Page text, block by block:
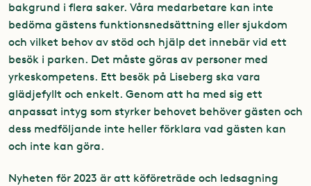
bakgrund i flera saker. Våra medarbetare kan inte
bedöma gästens funktionsnedsättning eller sjukdom
och vilket behov av stöd och hjälp det innebär vid ett
besök i parken. Det måste göras av personer med
yrkeskompetens. Ett besök på Liseberg ska vara
glädjefyllt och enkelt. Genom att ha med sig ett
anpassat intyg som styrker behovet behöver gästen och
dess medföljande inte heller förklara vad gästen kan
och inte kan göra.
Nyheten för 2023 är att köföreträde och ledsagning